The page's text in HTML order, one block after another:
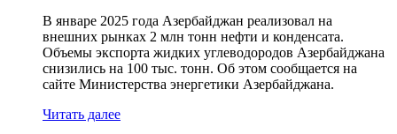
В январе 2025 года Азербайджан реализовал на
внешних рынках 2 млн тонн нефти и конденсата.
Объемы экспорта жидких углеводородов Азербайджана
снизились на 100 тыс. тонн. Об этом сообщается на
сайте Министерства энергетики Азербайджана.
Читать далее